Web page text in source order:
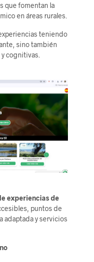
que fomentan la
en áreas rurales.
teniendo
sino también
cognitivas.
experiencias de
puntos de
adaptada y servicios